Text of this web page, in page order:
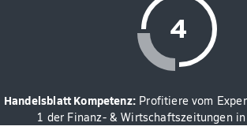
Handelsblatt Kompetenz: Profitiere vom
1 der Finanz- & Wirtschaftszeitungen